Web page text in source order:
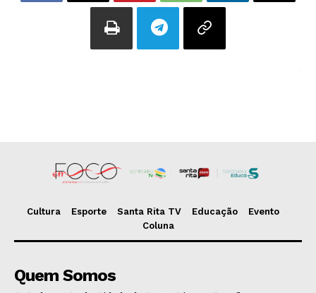
Cultura Esporte Santa Rita TV Educação
Evento
Coluna
Quem Somos